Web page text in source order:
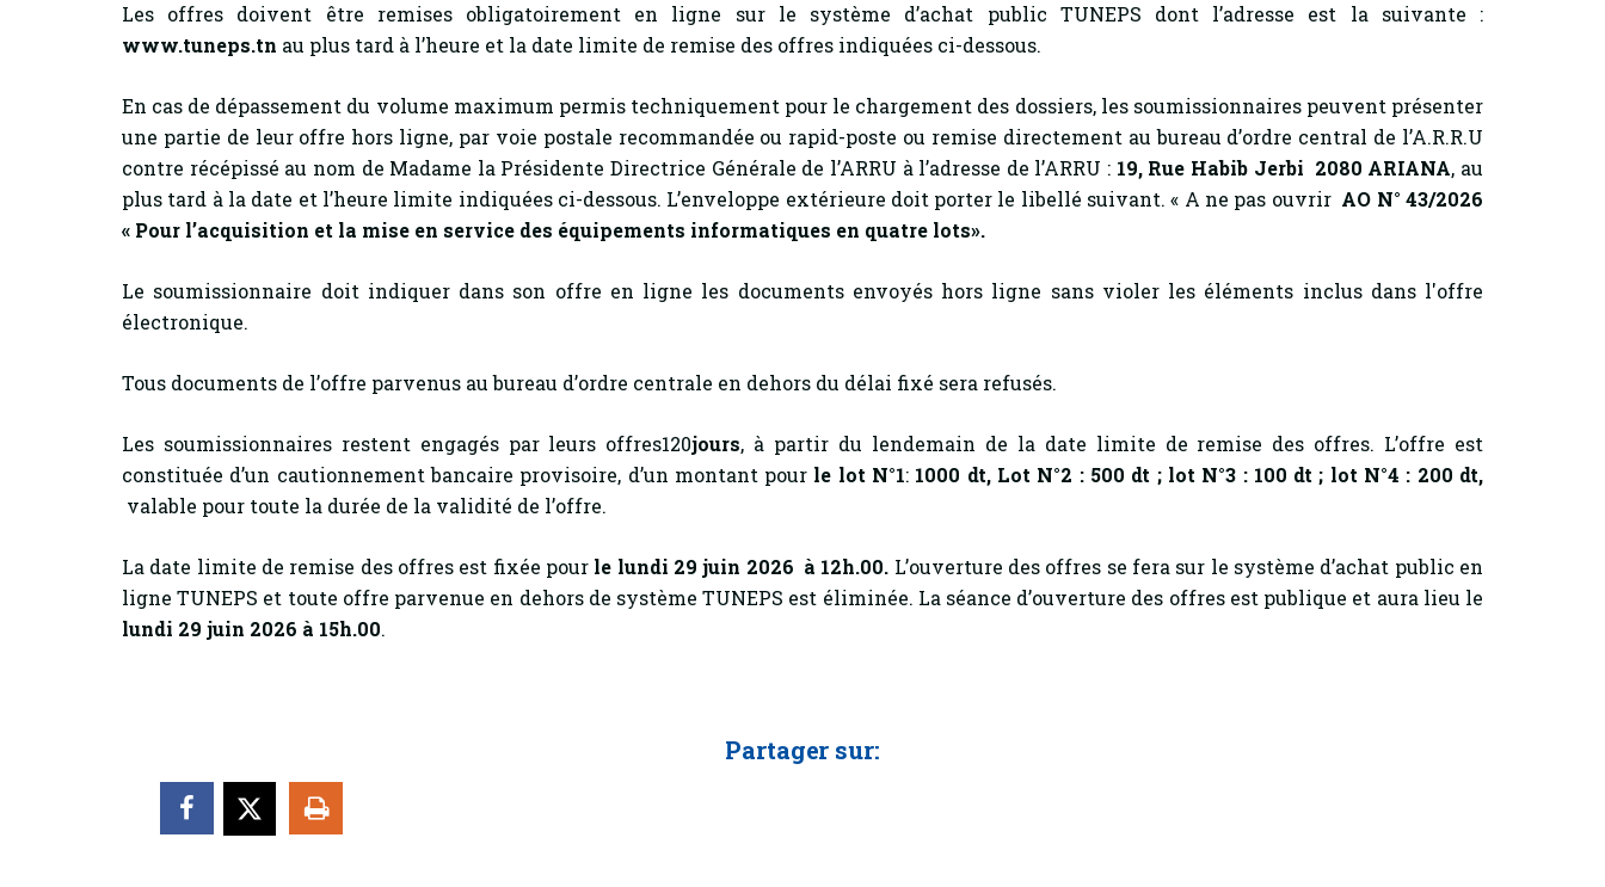
Les offres doivent être remises obligatoirement en ligne sur le système d’achat public TUNEPS dont l’adresse est la suivante :
www.tuneps.tn au plus tard à l’heure et la date limite de remise des offres indiquées ci-dessous.
En cas de dépassement du volume maximum permis techniquement pour le chargement des dossiers, les soumissionnaires peuvent présenter
une partie de leur offre hors ligne, par voie postale recommandée ou rapid-poste ou remise directement au bureau d’ordre central de l’A.R.R.U
contre récépissé au nom de Madame la Présidente Directrice Générale de l’ARRU à l’adresse de l’ARRU : 19, Rue Habib Jerbi 2080 ARIANA, au
plus tard à la date et l’heure limite indiquées ci-dessous. L’enveloppe extérieure doit porter le libellé suivant. « A ne pas ouvrir AO N° 43/2026
« Pour l’acquisition et la mise en service des équipements informatiques en quatre lots».
Le soumissionnaire doit indiquer dans son offre en ligne les documents envoyés hors ligne sans violer les éléments inclus dans l'offre
électronique.
Tous documents de l’offre parvenus au bureau d’ordre centrale en dehors du délai fixé sera refusés.
Les soumissionnaires restent engagés par leurs offres120jours, à partir du lendemain de la date limite de remise des offres. L’offre est
constituée d’un cautionnement bancaire provisoire, d’un montant pour le lot N°1: 1000 dt, Lot N°2 : 500 dt ; lot N°3 : 100 dt ; lot N°4 : 200 dt,
valable pour toute la durée de la validité de l’offre.
La date limite de remise des offres est fixée pour le lundi 29 juin 2026 à 12h.00. L’ouverture des offres se fera sur le système d’achat public en
ligne TUNEPS et toute offre parvenue en dehors de système TUNEPS est éliminée. La séance d’ouverture des offres est publique et aura lieu le
lundi 29 juin 2026 à 15h.00.
Partager sur: